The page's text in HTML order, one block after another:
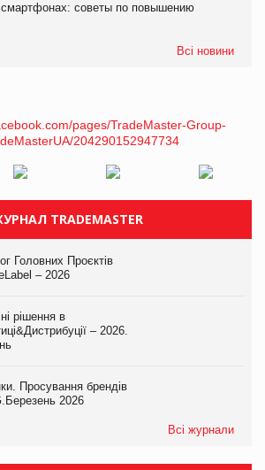
советы по повышению
Всі новини
TRADEMASTER
Головних Проєктів
– 2026
рішення в
– 2026.
Просування брендів
2026
Всі журнали